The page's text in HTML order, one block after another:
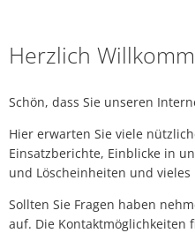
Herzlich
Schön, dass Sie unseren
Hier erwarten Sie viele
Einsatzberichte, Einblicke in
und Löscheinheiten und
Sollten Sie Fragen haben
auf. Die Kontaktmöglichkeiten